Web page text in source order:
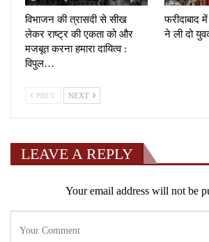
विभाजन की त्रासदी से सीख
लेकर राष्ट्र की एकता को और
मजबूत करना हमारा दायित्व :
विपुल…
फरीदाबाद
ने ली दो
PREV NEXT
LEAVE A REPLY
Your email address will not be